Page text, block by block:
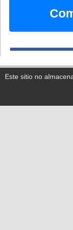
Este sitio no